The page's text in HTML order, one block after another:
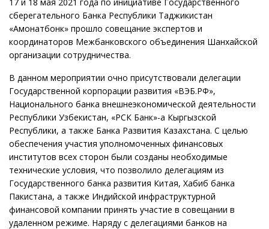
сберегательного Банка Республики Таджикистан
«Амонатбонк» прошло совещание экспертов и
координаторов Межбанковского объединения Шанхайской
организации сотрудничества.
В данном мероприятии очно присутствовали делегации
Государственной корпорации развития «ВЭБ.РФ»,
Национального банка внешнеэкономической деятельности
Республики Узбекистан, «РСК Банк»-а Кыргызской
Республики, а также Банка Развития Казахстана. С целью
обеспечения участия уполномоченных финансовых
институтов всех сторон были созданы необходимые
технические условия, что позволило делегациям из
Государственного банка развития Китая, Хабиб банка
Пакистана, а также Индийской инфраструктурной
финансовой компании принять участие в совещании в
удаленном режиме. Наряду с делегациями банков на